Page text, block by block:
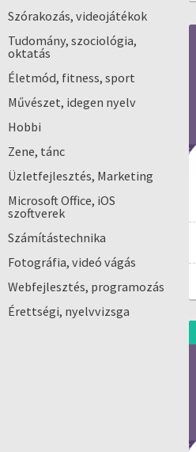
Szórakozás, videojátékok
Tudomány, szociológia,
oktatás
Életmód, fitness, sport
Művészet, idegen nyelv
Hobbi
Zene, tánc
Üzletfejlesztés, Marketing
Microsoft Office, iOS
szoftverek
Számítástechnika
Fotográfia, videó vágás
Webfejlesztés, programozás
Érettségi, nyelvvizsga